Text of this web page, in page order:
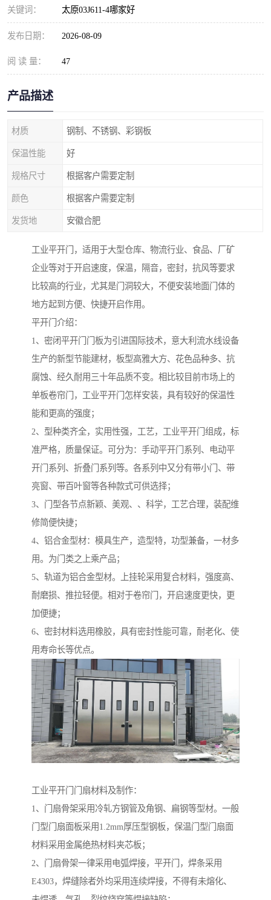
关键词： 太原03J611-4哪家好
发布日期： 2026-08-09
阅 读 量： 47
产品描述
材质 钢制、不锈钢、彩钢板
保温性能 好
规格尺寸 根据客户需要定制
颜色 根据客户需要定制
发货地 安徽合肥
工业平开门，适用于大型仓库、物流行业、食品、厂矿
企业等对于开启速度，保温，隔音，密封，抗风等要求
比较高的行业，尤其是门洞较大，不便安装地面门体的
地方起到方便、快捷开启作用。
平开门介绍：
1、密闭平开门门板为引进国际技术，意大利流水线设备
生产的新型节能建材，板型高雅大方、花色品种多、抗
腐蚀、经久耐用三十年品质不变。相比较目前市场上的
单板卷帘门，工业平开门怎样安装，具有较好的保温性
能和更高的强度；
2、型种类齐全，实用性强，工艺，工业平开门组成，标
准严格，质量保证。可分为：手动平开门系列、电动平
开门系列、折叠门系列等。各系列中又分有带小门、带
亮窗、带百叶窗等各种款式可供选择；
3、门型各节点新颖、美观、、科学，工艺合理，装配维
修简便快捷；
4、铝合金型材：模具生产，造型特，功型兼备，一材多
用。为门类之上乘产品；
5、轨道为铝合金型材。上挂轮采用复合材料，强度高、
耐磨损、推拉轻便。相对于卷帘门，开启速度更快，更
加便捷；
6、密封材料选用橡胶，具有密封性能可靠，耐老化、使
用寿命长等优点。
工业平开门门扇材料及制作：
1、门扇骨架采用冷轧方钢管及角钢、扁钢等型材。一般
门型门扇面板采用1.2mm厚压型钢板，保温门型门扇面
材料采用金属绝热材料夹芯板；
2、门扇骨架一律采用电弧焊接，平开门，焊条采用
E4303，焊缝除者外均采用连续焊接，不得有未熔化、